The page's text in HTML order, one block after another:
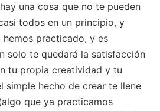
una cosa que no te pueden
todos en un principio, y
practicado, y es
solo te quedará la satisfacción
tu propia creatividad y tu
simple hecho de crear te llene
que ya practicamos